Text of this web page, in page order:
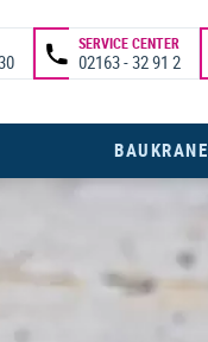
SERVICE CENTER
02163 - 32 91 2
BAUKRANE